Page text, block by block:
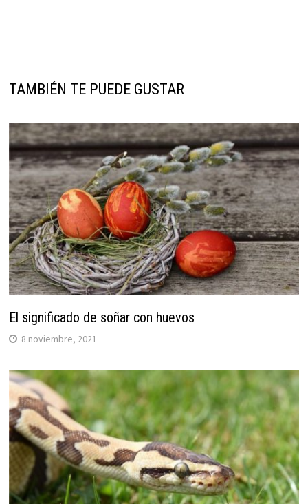
TAMBIÉN TE PUEDE GUSTAR
El significado de soñar con huevos
8 noviembre, 2021